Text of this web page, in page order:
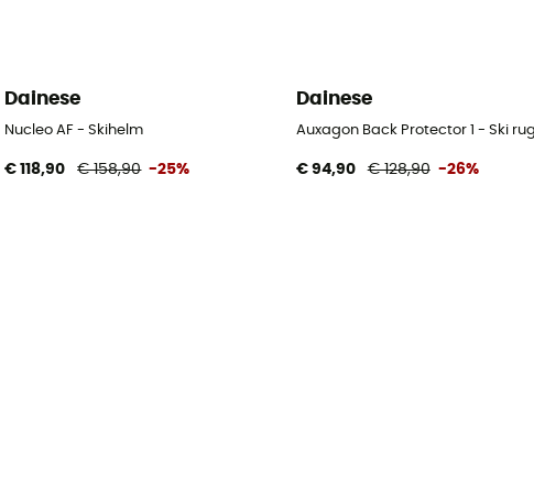
Dainese
Nucleo AF - Skihelm
€ 118,90 € 158,90 -25%
Dainese
Auxagon Back Protector 1 - Ski
€ 94,90 € 128,90 -26%